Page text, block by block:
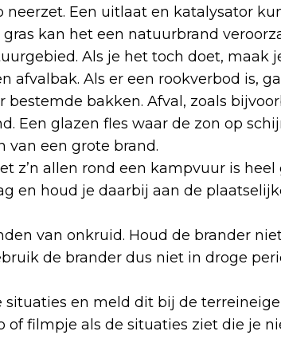
neerzet. Een uitlaat en katalysator
kan het een natuurbrand
Als je het toch doet, maak
afvalbak. Als er een rookverbod is,
bestemde bakken. Afval, zoals
Een glazen fles waar de zon op
van een grote brand.
z’n allen rond een kampvuur is
en houd je daarbij aan de
van onkruid. Houd de brander
de brander dus niet in droge
situaties en meld dit bij de
of filmpje als de situaties ziet die je